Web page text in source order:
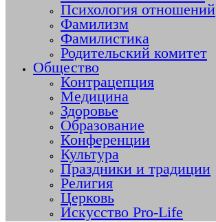
Психология отношений
Фамилизм
Фамилистика
Родительский комитет
Общество
Контрацепция
Медицина
Здоровье
Образование
Конференции
Культура
Праздники и традиции
Религия
Церковь
Искусство Pro-Life